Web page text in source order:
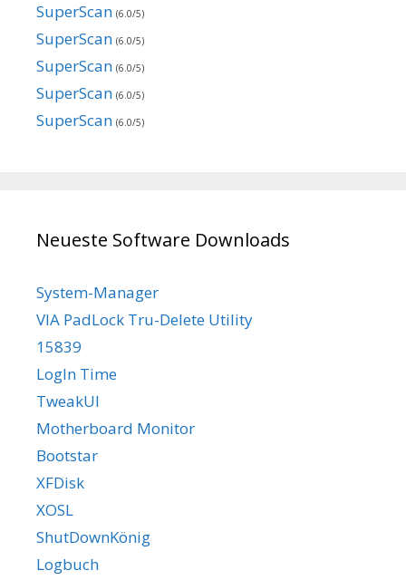
SuperScan (6.0/5)
SuperScan (6.0/5)
SuperScan (6.0/5)
SuperScan (6.0/5)
SuperScan (6.0/5)
Neueste Software Downloads
System-Manager
VIA PadLock Tru-Delete Utility
15839
LogIn Time
TweakUI
Motherboard Monitor
Bootstar
XFDisk
XOSL
ShutDownKönig
Logbuch